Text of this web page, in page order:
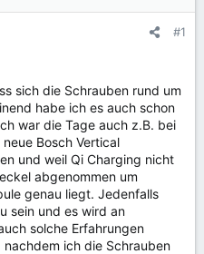
#1
sich die Schrauben rund um
habe ich es auch schon
war die Tage auch z.B. bei
Bosch Vertical
und weil Qi Charging nicht
abgenommen um
genau liegt. Jedenfalls
sein und es wird an
solche Erfahrungen
ich die Schrauben